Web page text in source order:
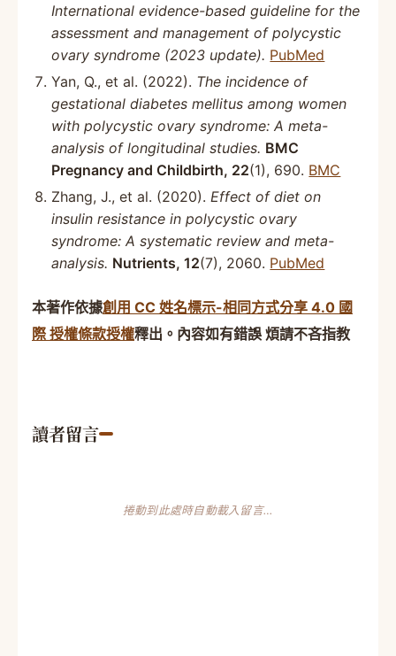
International evidence-based guideline for the
assessment and management of polycystic
ovary syndrome (2023 update). PubMed
Yan, Q., et al. (2022). The incidence of
gestational diabetes mellitus among women
with polycystic ovary syndrome: A meta-
analysis of longitudinal studies. BMC
Pregnancy and Childbirth, 22(1), 690. BMC
Zhang, J., et al. (2020). Effect of diet on
insulin resistance in polycystic ovary
syndrome: A systematic review and meta-
analysis. Nutrients, 12(7), 2060. PubMed
本著作依據創用 CC 姓名標示-相同方式分享 4.0 國
際 授權條款授權釋出。內容如有錯誤 煩請不吝指教
讀者留言
捲動到此處時自動載入留言…